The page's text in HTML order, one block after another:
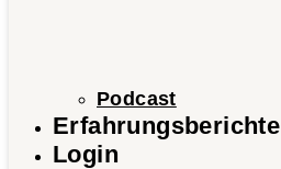
Podcast
Erfahrungsberichte
Login